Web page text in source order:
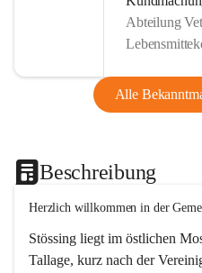
Abteilung
Alle
Beschreibung
Herzlich willkommen in der
Stössing liegt im östlichen
Tallage, kurz nach der